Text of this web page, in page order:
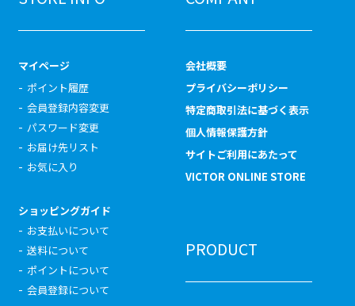
マイページ
ポイント履歴
会員登録内容変更
パスワード変更
お届け先リスト
お気に入り
ショッピングガイド
お支払いについて
送料について
ポイントについて
会員登録について
会社概要
プライバシーポリシー
特定商取引法に基づく表示
個人情報保護方針
サイトご利用にあたって
VICTOR ONLINE STORE
PRODUCT